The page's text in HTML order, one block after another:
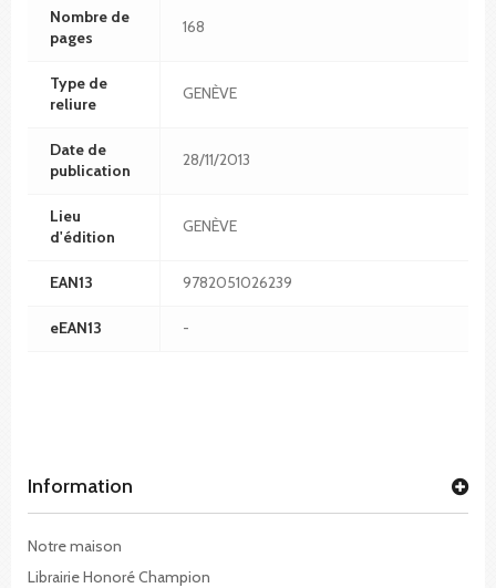
Nombre de
pages
168
Type de
reliure
GENÈVE
Date de
publication
28/11/2013
Lieu
d'édition
GENÈVE
EAN13 9782051026239
eEAN13 -
Information
Notre maison
Librairie Honoré Champion